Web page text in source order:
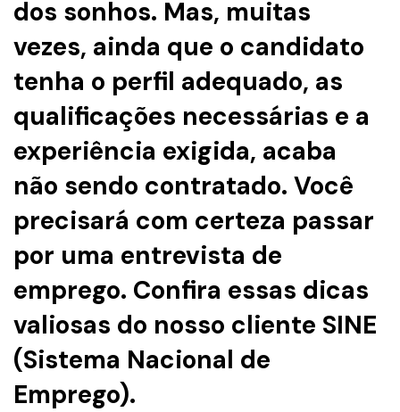
dos sonhos. Mas, muitas
vezes, ainda que o candidato
tenha o perfil adequado, as
qualificações necessárias e a
experiência exigida, acaba
não sendo contratado. Você
precisará com certeza passar
por uma entrevista de
emprego. Confira essas dicas
valiosas do nosso cliente SINE
(Sistema Nacional de
Emprego).